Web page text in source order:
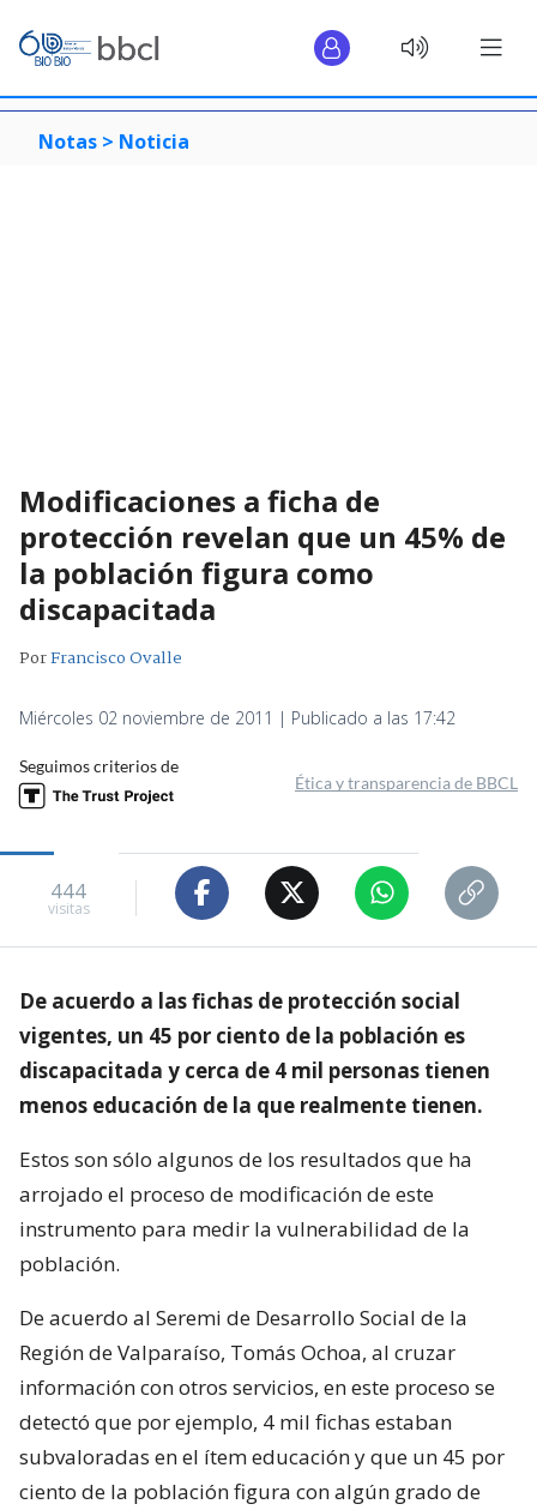
Notas > Noticia
Modificaciones a ficha de
protección revelan que un 45% de
la población figura como
discapacitada
PorFrancisco Ovalle
Miércoles 02 noviembre de 2011 | Publicado a las 17:42
Seguimos criterios de
Ética y transparencia de BBCL
444
visitas
De acuerdo a las fichas de protección social
vigentes, un 45 por ciento de la población es
discapacitada y cerca de 4 mil personas tienen
menos educación de la que realmente tienen.
Estos son sólo algunos de los resultados que ha
arrojado el proceso de modificación de este
instrumento para medir la vulnerabilidad de la
población.
De acuerdo al Seremi de Desarrollo Social de la
Región de Valparaíso, Tomás Ochoa, al cruzar
información con otros servicios, en este proceso se
detectó que por ejemplo, 4 mil fichas estaban
subvaloradas en el ítem educación y que un 45 por
ciento de la población figura con algún grado de